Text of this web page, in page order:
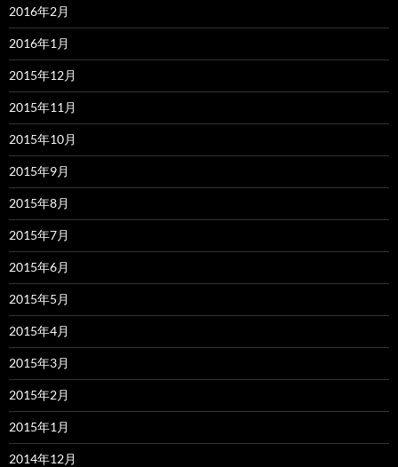
2016年2月
2016年1月
2015年12月
2015年11月
2015年10月
2015年9月
2015年8月
2015年7月
2015年6月
2015年5月
2015年4月
2015年3月
2015年2月
2015年1月
2014年12月